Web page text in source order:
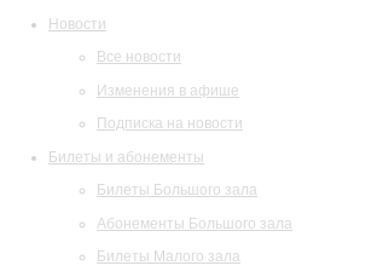
Новости
Все новости
Изменения в афише
Подписка на новости
Билеты и абонементы
Билеты Большого зала
Абонементы Большого зала
Билеты Малого зала